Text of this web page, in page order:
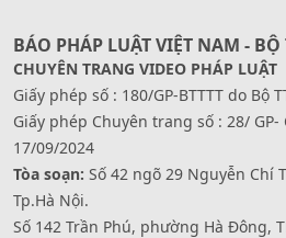
BÁO PHÁP LUẬT VIỆT NAM -
CHUYÊN TRANG VIDEO PHÁP LUẬT
Giấy phép số : 180/GP-BTTTT do Bộ
Giấy phép Chuyên trang số : 28/ GP-
17/09/2024
Tòa soạn: Số 42 ngõ 29 Nguyễn Chí
Tp.Hà Nội.
Số 142 Trần Phú, phường Hà Đông,